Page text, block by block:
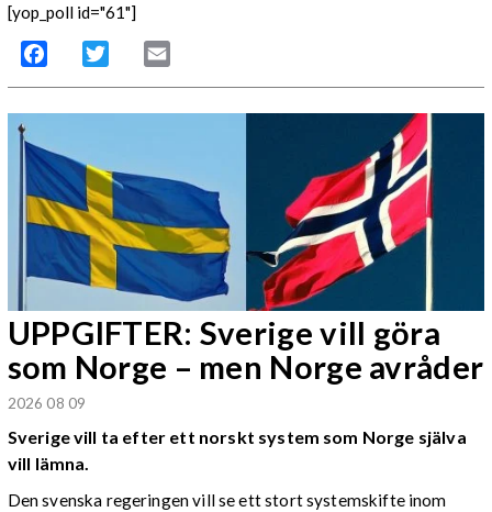
[yop_poll id="61"]
Facebook Twitter
UPPGIFTER: Sverige vill göra
som Norge – men Norge avråder
2026 08 09
Sverige vill ta efter ett norskt system som Norge själva
vill lämna.
Den svenska regeringen vill se ett stort systemskifte inom